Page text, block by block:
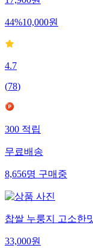
17,900원
44%10,000원
4.7
(78)
300적립
무료배송
8,656명구매중
찹쌀 누룽지 고소한